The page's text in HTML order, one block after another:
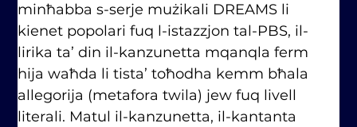
minħabba s-serje mużikali DREAMS li
kienet popolari fuq l-istazzjon tal-PBS, il-
lirika ta’ din il-kanzunetta mqanqla ferm
hija waħda li tista’ toħodha kemm bħala
allegorija (metafora twila) jew fuq livell
literali. Matul il-kanzunetta, il-kantanta